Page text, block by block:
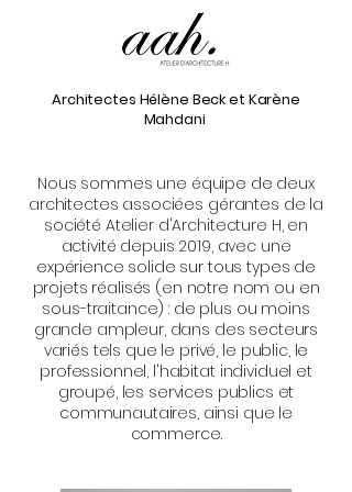
Architectes Hélène Beck et Karène
Mahdani
Nous sommes une équipe de deux
architectes associées gérantes de la
société Atelier d'Architecture H, en
activité depuis 2019, avec une
expérience solide sur tous types de
projets réalisés (en notre nom ou en
sous-traitance) : de plus ou moins
grande ampleur, dans des secteurs
variés tels que le privé, le public, le
professionnel, l'habitat individuel et
groupé, les services publics et
communautaires, ainsi que le
commerce.